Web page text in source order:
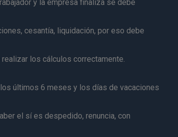
y la empresa finaliza se debe
cesantía, liquidación, por eso debe
los cálculos correctamente.
últimos 6 meses y los días de vacaciones
el sí es despedido, renuncia, con